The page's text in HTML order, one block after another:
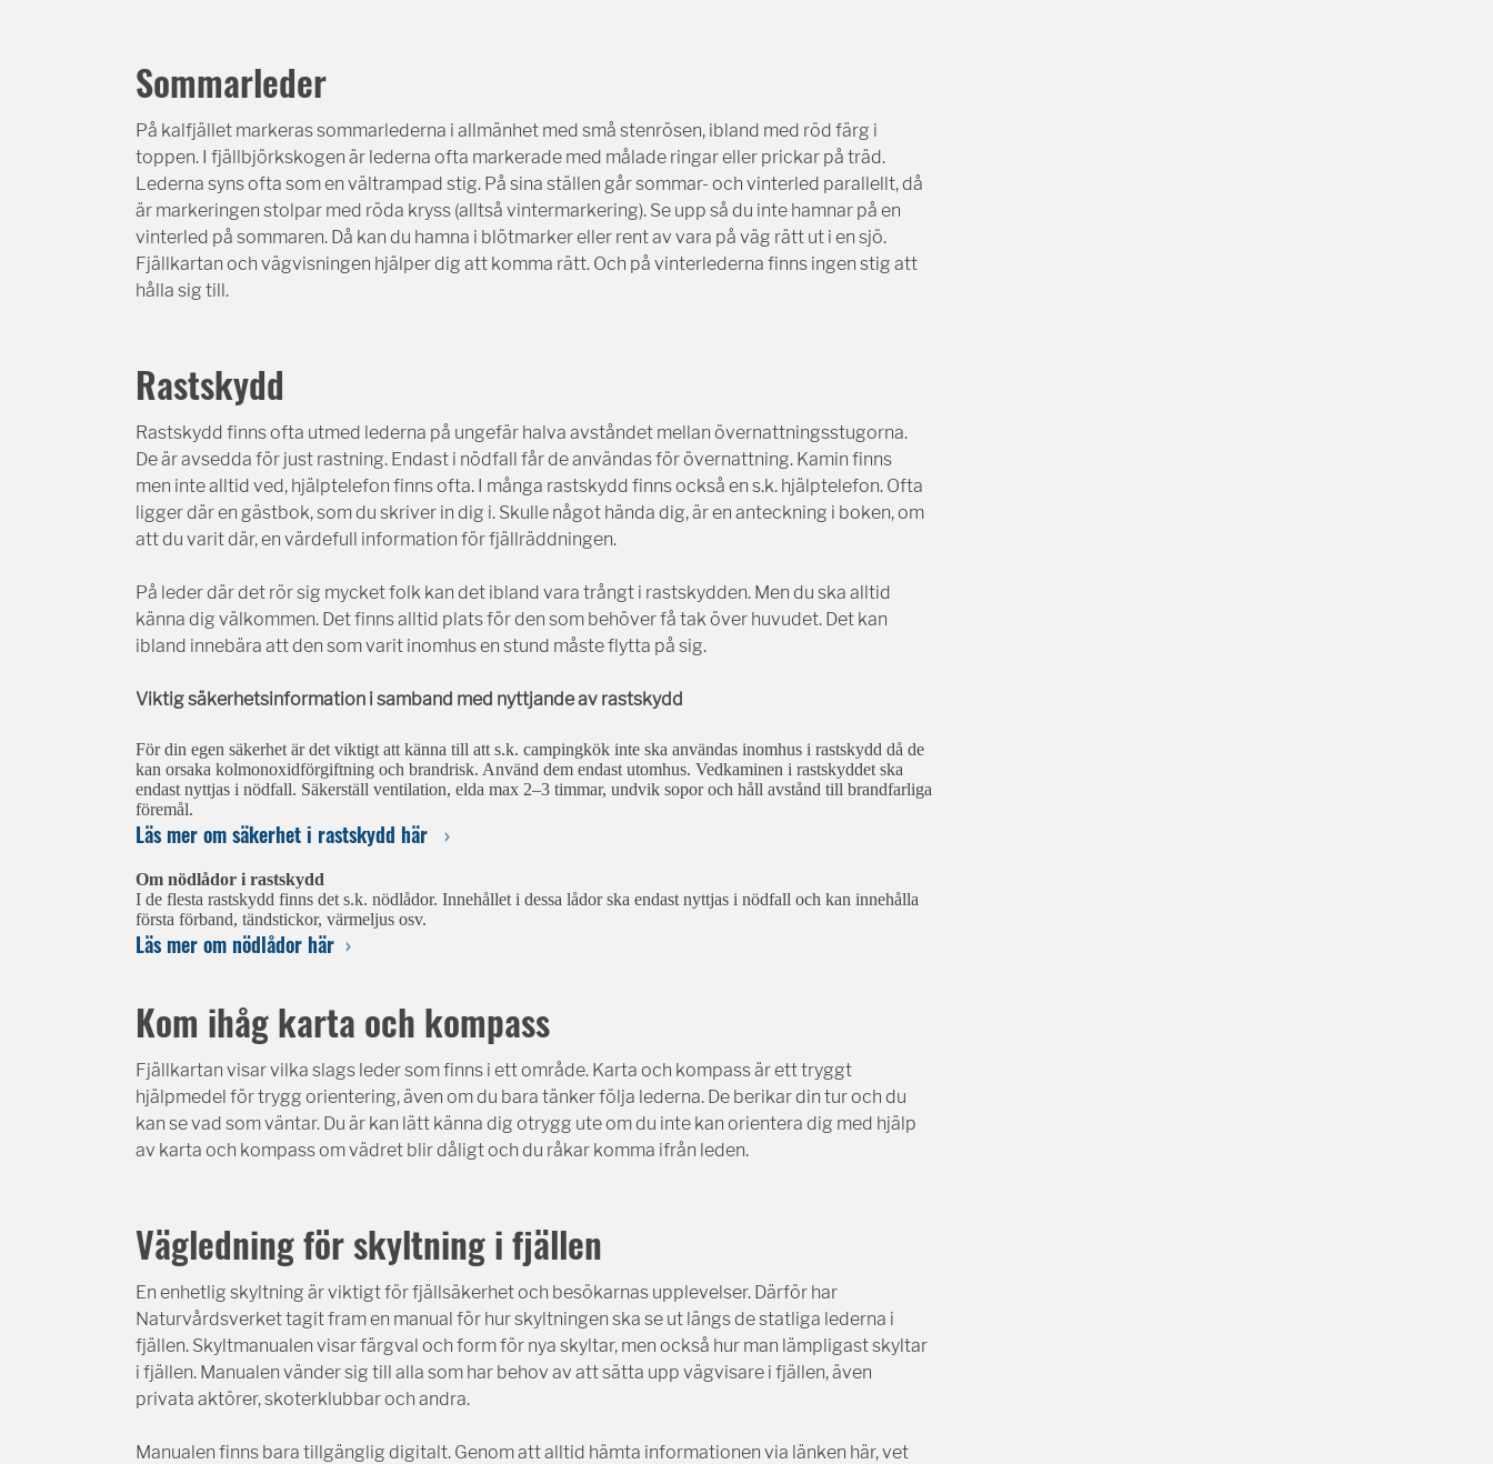
Sommarleder
På kalfjället markeras sommarlederna i allmänhet med små stenrösen, ibland med röd färg i
toppen. I fjällbjörkskogen är lederna ofta markerade med målade ringar eller prickar på träd.
Lederna syns ofta som en vältrampad stig. På sina ställen går sommar- och vinterled parallellt, då
är markeringen stolpar med röda kryss (alltså vintermarkering). Se upp så du inte hamnar på en
vinterled på sommaren. Då kan du hamna i blötmarker eller rent av vara på väg rätt ut i en sjö.
Fjällkartan och vägvisningen hjälper dig att komma rätt. Och på vinterlederna finns ingen stig att
hålla sig till.
Rastskydd
Rastskydd finns ofta utmed lederna på ungefär halva avståndet mellan övernattningsstugorna.
De är avsedda för just rastning. Endast i nödfall får de användas för övernattning. Kamin finns
men inte alltid ved, hjälptelefon finns ofta. I många rastskydd finns också en s.k. hjälptelefon. Ofta
ligger där en gästbok, som du skriver in dig i. Skulle något hända dig, är en anteckning i boken, om
att du varit där, en värdefull information för fjällräddningen.
På leder där det rör sig mycket folk kan det ibland vara trångt i rastskydden. Men du ska alltid
känna dig välkommen. Det finns alltid plats för den som behöver få tak över huvudet. Det kan
ibland innebära att den som varit inomhus en stund måste flytta på sig.
Viktig säkerhetsinformation i samband med nyttjande av rastskydd
För din egen säkerhet är det viktigt att känna till att s.k. campingkök inte ska användas inomhus i rastskydd då de
kan orsaka kolmonoxidförgiftning och brandrisk. Använd dem endast utomhus. Vedkaminen i rastskyddet ska
endast nyttjas i nödfall. Säkerställ ventilation, elda max 2–3 timmar, undvik sopor och håll avstånd till brandfarliga
föremål.
Läs mer om säkerhet i rastskydd här
Om nödlådor i rastskydd
I de flesta rastskydd finns det s.k. nödlådor. Innehållet i dessa lådor ska endast nyttjas i nödfall och kan innehålla
första förband, tändstickor, värmeljus osv.
Läs mer om nödlådor här
Kom ihåg karta och kompass
Fjällkartan visar vilka slags leder som finns i ett område. Karta och kompass är ett tryggt
hjälpmedel för trygg orientering, även om du bara tänker följa lederna. De berikar din tur och du
kan se vad som väntar. Du är kan lätt känna dig otrygg ute om du inte kan orientera dig med hjälp
av karta och kompass om vädret blir dåligt och du råkar komma ifrån leden.
Vägledning för skyltning i fjällen
En enhetlig skyltning är viktigt för fjällsäkerhet och besökarnas upplevelser. Därför har
Naturvårdsverket tagit fram en manual för hur skyltningen ska se ut längs de statliga lederna i
fjällen. Skyltmanualen visar färgval och form för nya skyltar, men också hur man lämpligast skyltar
i fjällen. Manualen vänder sig till alla som har behov av att sätta upp vägvisare i fjällen, även
privata aktörer, skoterklubbar och andra.
Manualen finns bara tillgänglig digitalt. Genom att alltid hämta informationen via länken här, vet